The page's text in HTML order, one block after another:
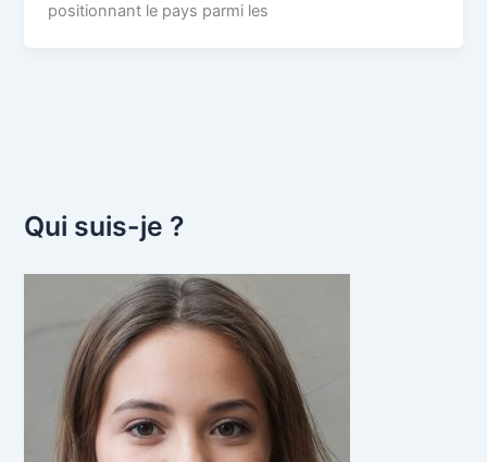
positionnant le pays parmi les
Qui suis-je ?